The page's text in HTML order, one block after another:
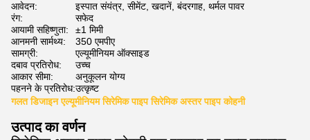
आवेदन:
इस्पात संयंत्र, सीमेंट, खदानें, बंदरगाह, थर्मल पावर
रंग:
सफेद
आयामी सहिष्णुता:
±1 मिमी
आनमनी सार्मथ्य:
350 एमपीए
सामग्री:
एल्यूमीनियम ऑक्साइड
दबाव प्रतिरोध:
उच्च
आकार सीमा:
अनुकूलन योग्य
पहनने के प्रतिरोध:उत्कृष्ट
गलत डिजाइन एल्यूमीनियम सिरेमिक पाइप सिरेमिक अस्तर पाइप कोहनी
उत्पाद का वर्णन